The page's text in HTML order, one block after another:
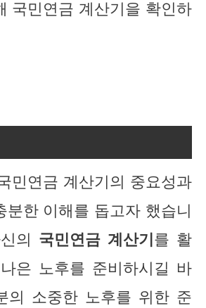
국민연금 계산기을 확인하
민연금 계산기의 중요성과
분한 이해를 돕고자 했습니
의 국민연금 계산기를 활
은 노후를 준비하시길 바
의 소중한 노후를 위한 준